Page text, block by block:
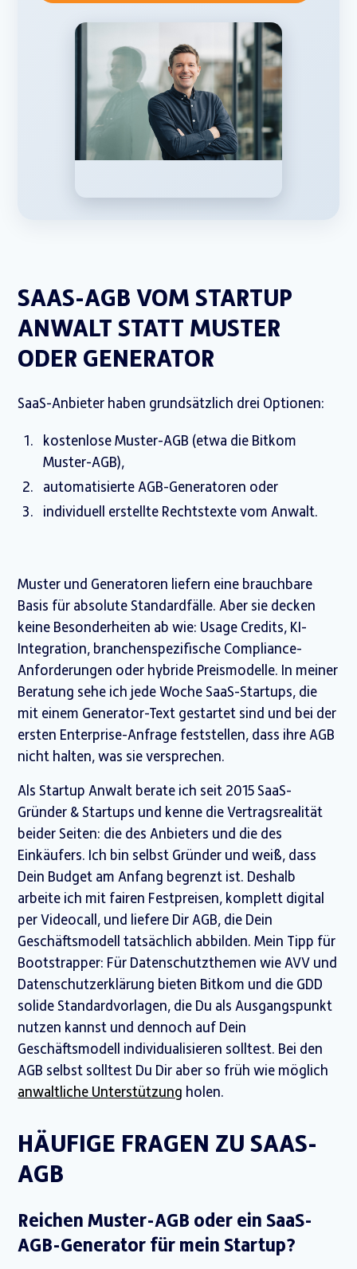
SAAS-AGB VOM STARTUP
ANWALT STATT MUSTER
ODER GENERATOR
SaaS-Anbieter haben grundsätzlich drei Optionen:
kostenlose Muster-AGB (etwa die Bitkom
Muster-AGB),
automatisierte AGB-Generatoren oder
individuell erstellte Rechtstexte vom Anwalt.
Muster und Generatoren liefern eine brauchbare
Basis für absolute Standardfälle. Aber sie decken
keine Besonderheiten ab wie: Usage Credits, KI-
Integration, branchenspezifische Compliance-
Anforderungen oder hybride Preismodelle. In meiner
Beratung sehe ich jede Woche SaaS-Startups, die
mit einem Generator-Text gestartet sind und bei der
ersten Enterprise-Anfrage feststellen, dass ihre AGB
nicht halten, was sie versprechen.
Als Startup Anwalt berate ich seit 2015 SaaS-
Gründer & Startups und kenne die Vertragsrealität
beider Seiten: die des Anbieters und die des
Einkäufers. Ich bin selbst Gründer und weiß, dass
Dein Budget am Anfang begrenzt ist. Deshalb
arbeite ich mit fairen Festpreisen, komplett digital
per Videocall, und liefere Dir AGB, die Dein
Geschäftsmodell tatsächlich abbilden. Mein Tipp für
Bootstrapper: Für Datenschutzthemen wie AVV und
Datenschutzerklärung bieten Bitkom und die GDD
solide Standardvorlagen, die Du als Ausgangspunkt
nutzen kannst und dennoch auf Dein
Geschäftsmodell individualisieren solltest. Bei den
AGB selbst solltest Du Dir aber so früh wie möglich
anwaltliche Unterstützung holen.
HÄUFIGE FRAGEN ZU SAAS-
AGB
Reichen Muster-AGB oder ein SaaS-
AGB-Generator für mein Startup?